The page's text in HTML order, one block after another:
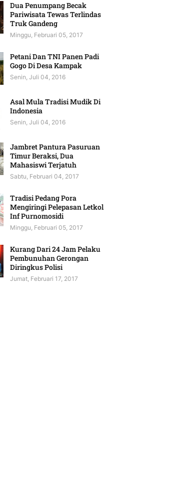
Dua Penumpang Becak
Pariwisata Tewas Terlindas
Truk Gandeng
Minggu, Februari 05, 2017
Petani Dan TNI Panen Padi
Gogo Di Desa Kampak
Senin, Juli 04, 2016
Asal Mula Tradisi Mudik Di
Indonesia
Senin, Juli 04, 2016
Jambret Pantura Pasuruan
Timur Beraksi, Dua
Mahasiswi Terjatuh
Sabtu, Februari 04, 2017
Tradisi Pedang Pora
Mengiringi Pelepasan Letkol
Inf Purnomosidi
Minggu, Februari 05, 2017
Kurang Dari 24 Jam Pelaku
Pembunuhan Gerongan
Diringkus Polisi
Jumat, Februari 17, 2017